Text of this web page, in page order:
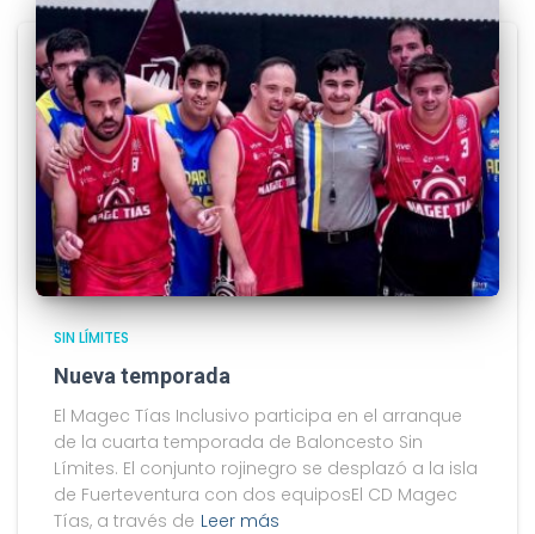
SIN LÍMITES
Nueva temporada
El Magec Tías Inclusivo participa en el arranque
de la cuarta temporada de Baloncesto Sin
Límites. El conjunto rojinegro se desplazó a la isla
de Fuerteventura con dos equiposEl CD Magec
Tías, a través de Leer más